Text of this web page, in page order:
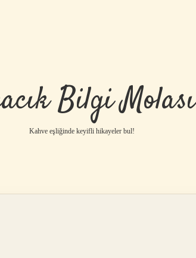
Bilgi Molası
Kahve eşliğinde keyifli hikayeler bul!